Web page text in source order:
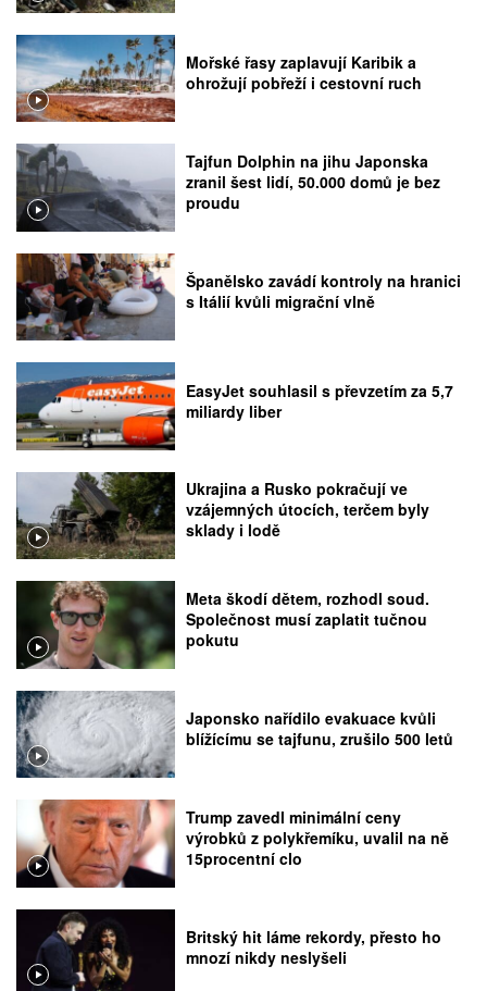
Mořské řasy zaplavují Karibik a
ohrožují pobřeží i cestovní ruch
Tajfun Dolphin na jihu Japonska
zranil šest lidí, 50.000 domů je bez
proudu
Španělsko zavádí kontroly na hranici
s Itálií kvůli migrační vlně
EasyJet souhlasil s převzetím za 5,7
miliardy liber
Ukrajina a Rusko pokračují ve
vzájemných útocích, terčem byly
sklady i lodě
Meta škodí dětem, rozhodl soud.
Společnost musí zaplatit tučnou
pokutu
Japonsko nařídilo evakuace kvůli
blížícímu se tajfunu, zrušilo 500 letů
Trump zavedl minimální ceny
výrobků z polykřemíku, uvalil na ně
15procentní clo
Britský hit láme rekordy, přesto ho
mnozí nikdy neslyšeli